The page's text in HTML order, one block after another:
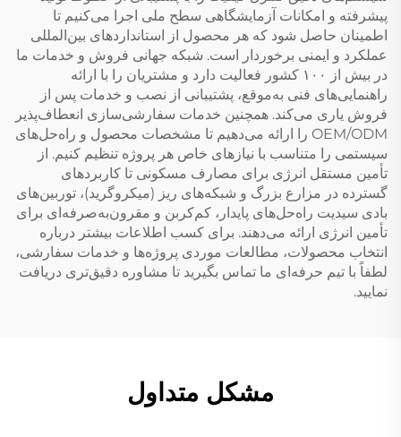
پیشرفته و امکانات آزمایشگاهی سطح ملی اجرا می‌کنیم تا
اطمینان حاصل شود که هر محصول از استانداردهای بین‌المللی
عملکرد و ایمنی برخوردار است. شبکه جهانی فروش و خدمات ما
در بیش از ۱۰۰ کشور فعالیت دارد و مشتریان را با ارائه
راهنمایی‌های فنی به‌موقع، پشتیبانی از نصب و خدمات پس از
فروش یاری می‌کند. همچنین خدمات سفارشی‌سازی انعطاف‌پذیر
OEM/ODM را ارائه می‌دهیم تا مشخصات محصول و راه‌حل‌های
سیستمی را متناسب با نیازهای خاص هر پروژه تنظیم کنیم. از
تأمین مستقل انرژی برای مصارف مسکونی تا کاربردهای
گسترده در مزارع بزرگ و شبکه‌های ریز (میکروگرید)، توربین‌های
بادی سیدیت راه‌حل‌های پایدار، کم‌کربن و مقرون‌به‌صرفه‌ای برای
تأمین انرژی ارائه می‌دهند. برای کسب اطلاعات بیشتر درباره
انتخاب محصولات، مطالعات موردی پروژه‌ها و خدمات سفارشی،
لطفاً با تیم حرفه‌ای ما تماس بگیرید تا مشاوره دقیق‌تری دریافت
نمایید.
مشکل متداول